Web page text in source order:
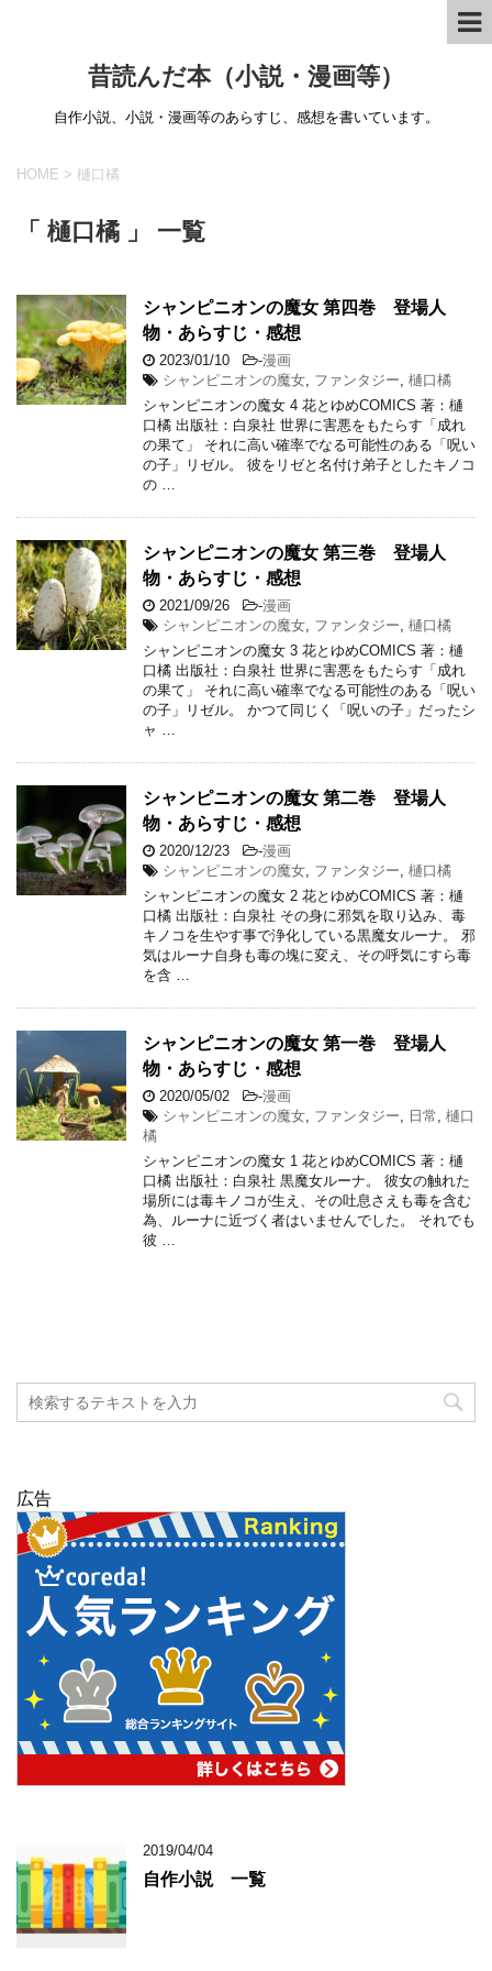
昔読んだ本（小説・漫画等）
自作小説、小説・漫画等のあらすじ、感想を書いています。
HOME > 樋口橘
「 樋口橘 」 一覧
シャンピニオンの魔女 第四巻 登場人
物・あらすじ・感想
2023/01/10 -漫画
シャンピニオンの魔女 ファンタジー 樋口橘
シャンピニオンの魔女 4 花とゆめCOMICS 著：樋
口橘 出版社：白泉社 世界に害悪をもたらす「成れ
の果て」 それに高い確率でなる可能性のある「呪い
の子」リゼル。 彼をリゼと名付け弟子としたキノコ
の …
シャンピニオンの魔女 第三巻 登場人
物・あらすじ・感想
2021/09/26 -漫画
シャンピニオンの魔女 ファンタジー 樋口橘
シャンピニオンの魔女 3 花とゆめCOMICS 著：樋
口橘 出版社：白泉社 世界に害悪をもたらす「成れ
の果て」 それに高い確率でなる可能性のある「呪い
の子」リゼル。 かつて同じく「呪いの子」だったシ
ャ …
シャンピニオンの魔女 第二巻 登場人
物・あらすじ・感想
2020/12/23 -漫画
シャンピニオンの魔女 ファンタジー 樋口橘
シャンピニオンの魔女 2 花とゆめCOMICS 著：樋
口橘 出版社：白泉社 その身に邪気を取り込み、毒
キノコを生やす事で浄化している黒魔女ルーナ。 邪
気はルーナ自身も毒の塊に変え、その呼気にすら毒
を含 …
シャンピニオンの魔女 第一巻 登場人
物・あらすじ・感想
2020/05/02 -漫画
シャンピニオンの魔女 ファンタジー 日常 樋口
橘
シャンピニオンの魔女 1 花とゆめCOMICS 著：樋
口橘 出版社：白泉社 黒魔女ルーナ。 彼女の触れた
場所には毒キノコが生え、その吐息さえも毒を含む
為、ルーナに近づく者はいませんでした。 それでも
彼 …
広告
2019/04/04
自作小説 一覧